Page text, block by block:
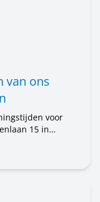
van ons
voor
15 in
Wilt u een